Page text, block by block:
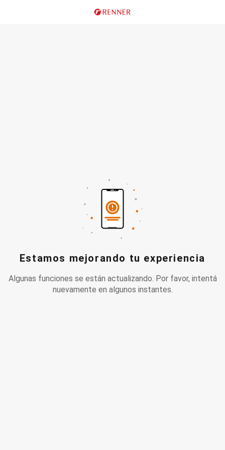
Estamos mejorando tu experiencia
Algunas funciones se están actualizando. Por favor, intentá
nuevamente en algunos instantes.